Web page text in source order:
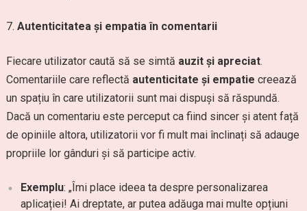
Autenticitatea și empatia în comentarii
Fiecare utilizator caută să se simtă auzit și apreciat.
Comentariile care reflectă autenticitate și empatie creează
un spațiu în care utilizatorii sunt mai dispuși să răspundă.
Dacă un comentariu este perceput ca fiind sincer și atent față
de opiniile altora, utilizatorii vor fi mult mai înclinați să adauge
propriile lor gânduri și să participe activ.
Exemplu: „Îmi place ideea ta despre personalizarea
aplicației! Ai dreptate, ar putea adăuga mai multe opțiuni